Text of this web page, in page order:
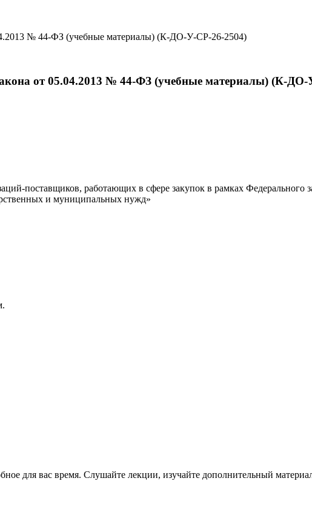
№ 44-ФЗ (учебные материалы) (К-ДО-У-СР-26-2504)
от 05.04.2013 № 44-ФЗ (учебные материалы) (К-
поставщиков, работающих в сфере закупок в рамках Федерального
и муниципальных нужд»
для вас время. Слушайте лекции, изучайте дополнительный